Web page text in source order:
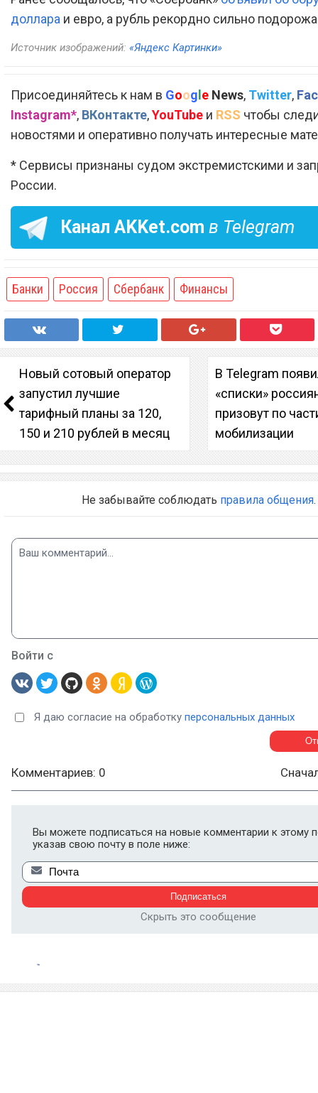
доллара и евро, а рубль рекордно сильно
Источник изображений: «Яндекс Картинки»
Присоединяйтесь к нам в Google News, Twitter,
Instagram*, ВКонтакте,YouTube и RSS чтобы
новостями и оперативно получать интересные
* Сервисы признаны судом экстремистскими и
России.
Канал AKKet.com в Telegram
Банки Россия Сбербанк Финансы
Новый сотовый оператор
запустил лучшие
тарифный планы за 120,
150 и 210 рублей в месяц
В Telegram
«списки»
призовут по
мобилизации
Не забывайте соблюдать правила общения.
Войти с
Я даю согласие на обработку персональных данных
Комментариев: 0
Вы можете подписаться на новые комментарии к этому
указав свою почту в поле ниже:
Скрыть это сообщение